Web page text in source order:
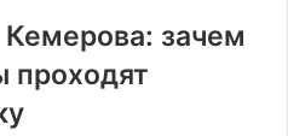
зачем